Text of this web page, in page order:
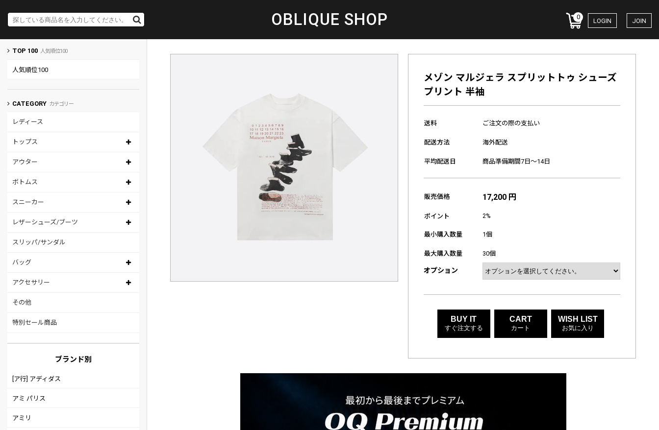
OBLIQUE SHOP 0
LOGIN JOIN
TOP 100 人気順位100
人気順位100
CATEGORY カテゴリー
レディース
トップス
アウター
ボトムス
スニーカー
レザーシューズ/ブーツ
スリッパ/サンダル
バッグ
アクセサリー
その他
特別セール商品
ブランド別
[ア行] アディダス
アミ パリス
アミリ
メゾン マルジェラ スプリットトゥ シューズ
プリント 半袖
送料 ご注文の際の支払い
配送方法 海外配送
平均配送日 商品準備期間7日～14日
販売価格 17,200 円
ポイント 2%
最小購入数量 1個
最大購入数量 30個
オプション
BUY IT
すぐ注文する
CART
カート
WISH LIST
お気に入り